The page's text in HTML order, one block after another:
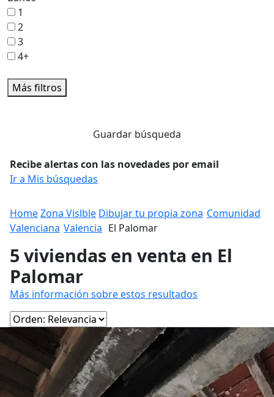
1
2
3
4+
Más filtros
Guardar búsqueda
Recibe alertas con las novedades por email
Ir a Mis búsquedas
HomeZona Vislble Dibujar tu propia zona Comunidad
Valenciana Valencia El Palomar
5 viviendas en venta en El
Palomar
Más información sobre estos resultados